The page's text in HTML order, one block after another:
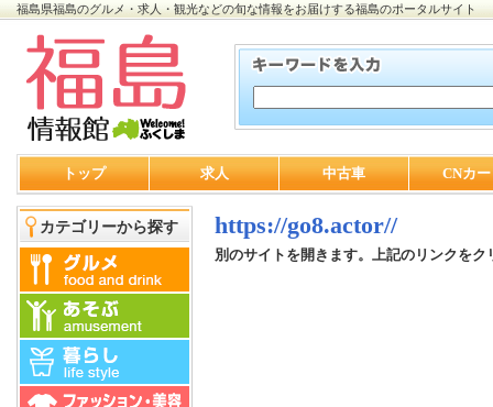
福島県福島のグルメ・求人・観光などの旬な情報をお届けする福島のポータルサイト
トップ 求人 中古車 CNカ
カテゴリーから探す https://go8.actor//
別のサイトを開きます。上記のリンクをク